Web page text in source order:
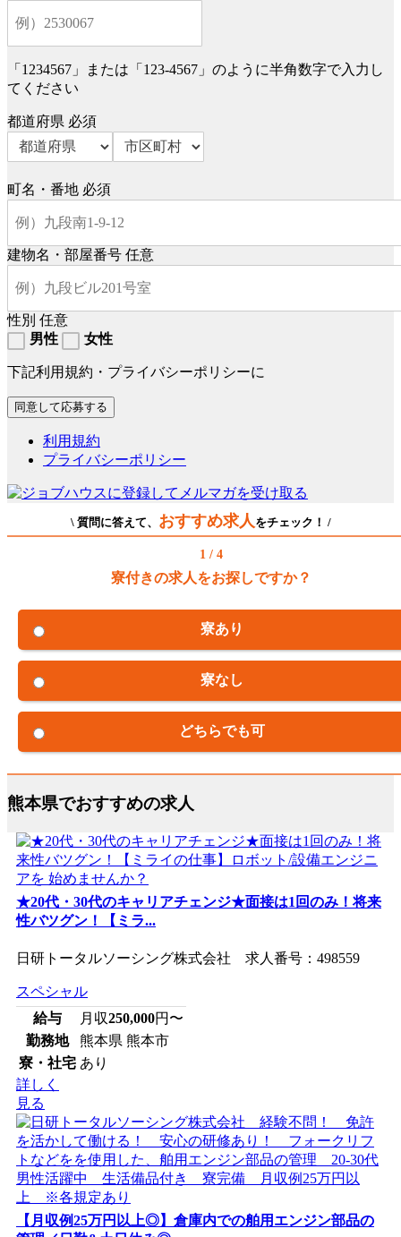
「1234567」または「123-4567」のように半角数字で入力し
てください
都道府県 必須
町名・番地 必須
建物名・部屋番号 任意
性別 任意
男性
女性
下記利用規約・プライバシーポリシーに
利用規約
プライバシーポリシー
\ 質問に答えて、 おすすめ求人をチェック！ /
1 / 4
寮付きの求人をお探しですか？
寮あり
寮なし
どちらでも可
熊本県でおすすめの求人
★20代・30代のキャリアチェンジ★面接は1回のみ！将来
性バツグン！【ミラ...
日研トータルソーシング株式会社 求人番号：498559
スペシャル
給与
月収250,000円〜
勤務地
熊本県 熊本市
寮・社宅 あり
詳しく
見る
【月収例25万円以上◎】倉庫内での舶用エンジン部品の